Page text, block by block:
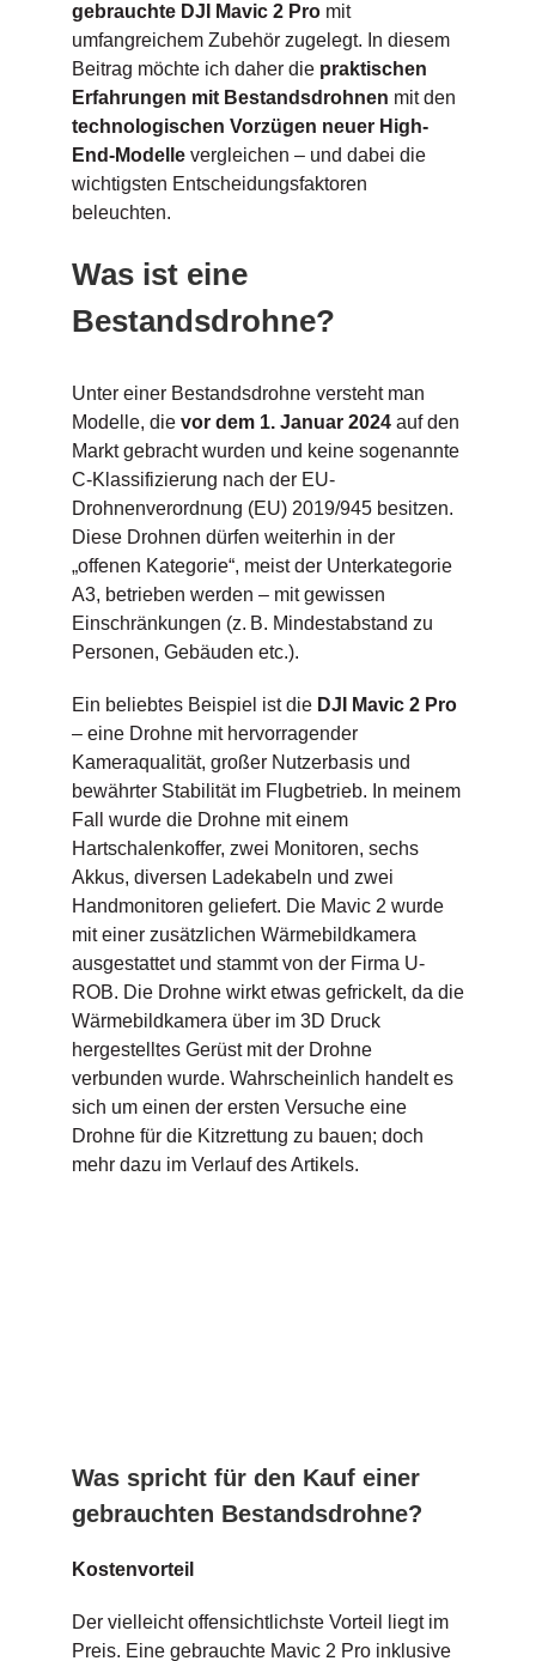
gebrauchte DJI Mavic 2 Promit
umfangreichem Zubehör zugelegt. In diesem
Beitrag möchte ich daher die praktischen
Erfahrungen mit Bestandsdrohnen mit den
technologischen Vorzügen neuer High-
End-Modellevergleichen – und dabei die
wichtigsten Entscheidungsfaktoren
beleuchten.
Was ist eine
Bestandsdrohne?
Unter einer Bestandsdrohne versteht man
Modelle, die vor dem 1. Januar 2024auf den
Markt gebracht wurden und keine sogenannte
C-Klassifizierung nach der EU-
Drohnenverordnung (EU) 2019/945 besitzen.
Diese Drohnen dürfen weiterhin in der
„offenen Kategorie“, meist der Unterkategorie
A3, betrieben werden – mit gewissen
Einschränkungen (z. B. Mindestabstand zu
Personen, Gebäuden etc.).
Ein beliebtes Beispiel ist die DJI Mavic 2 Pro
– eine Drohne mit hervorragender
Kameraqualität, großer Nutzerbasis und
bewährter Stabilität im Flugbetrieb. In meinem
Fall wurde die Drohne mit einem
Hartschalenkoffer, zwei Monitoren, sechs
Akkus, diversen Ladekabeln und zwei
Handmonitoren geliefert. Die Mavic 2 wurde
mit einer zusätzlichen Wärmebildkamera
ausgestattet und stammt von der Firma U-
ROB. Die Drohne wirkt etwas gefrickelt, da die
Wärmebildkamera über im 3D Druck
hergestelltes Gerüst mit der Drohne
verbunden wurde. Wahrscheinlich handelt es
sich um einen der ersten Versuche eine
Drohne für die Kitzrettung zu bauen; doch
mehr dazu im Verlauf des Artikels.
Was spricht für den Kauf einer
gebrauchten Bestandsdrohne?
Kostenvorteil
Der vielleicht offensichtlichste Vorteil liegt im
Preis. Eine gebrauchte Mavic 2 Pro inklusive